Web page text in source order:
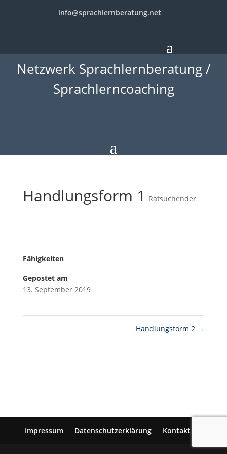
info@sprachlernberatung.net
Netzwerk Sprachlernberatung /
Sprachlerncoaching
Handlungsform 1 Ratsuchender
Fähigkeiten
Gepostet am
13. September 2019
Handlungsform 2 →
Impressum Datenschutzerklärung Kontakt